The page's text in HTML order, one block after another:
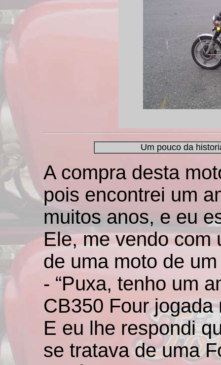
Um pouco da
A compra desta
pois encontrei um
muitos anos, e eu
Ele, me vendo com
de uma moto de
- “Puxa, tenho um
CB350 Four
E eu lhe respondi
se tratava de uma